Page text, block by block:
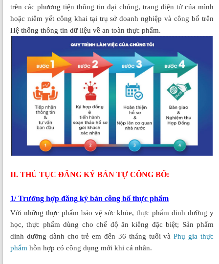
trên các phương tiện thông tin đại chúng, trang điện tử của mình
hoặc niêm yết công khai tại trụ sở doanh nghiệp và công bố trên
Hệ thống thông tin dữ liệu về an toàn thực phẩm.
II. THỦ TỤC ĐĂNG KÝ BẢN TỰ CÔNG BỐ:
1/ Trường hợp đăng ký bản công bố thực phẩm
Với những thực phẩm bảo vệ sức khỏe, thực phẩm dinh dưỡng y
học, thực phẩm dùng cho chế độ ăn kiêng đặc biệt; Sản phẩm
dinh dưỡng dành cho trẻ em đến 36 tháng tuổi vàPhụ gia thực
phẩm hỗn hợp có công dụng mới khi cá nhân.